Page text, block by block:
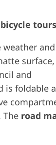
and
and
is foldable
Theroad